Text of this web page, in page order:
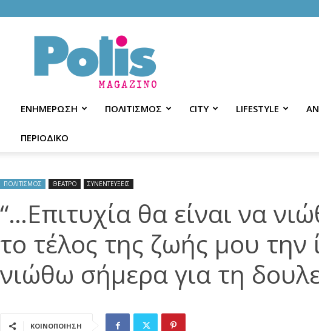
Polis
Magazino
ΕΝΗΜΕΡΩΣΗ ΠΟΛΙΤΙΣΜΟΣ CITY LIFESTYLE
ΠΕΡΙΟΔΙΚΟ
ΠΟΛΙΤΙΣΜΟΣ ΘΕΑΤΡΟ ΣΥΝΕΝΤΕΥΞΕΙΣ
“…Επιτυχία θα είναι να
το τέλος της ζωής μου
νιώθω σήμερα για τη
ΚΟΙΝΟΠΟΙΗΣΗ